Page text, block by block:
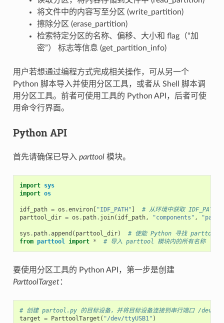
将文件中的内容写至分区 (write_partition)
擦除分区 (erase_partition)
检索特定分区的名称、偏移、大小和 flag（“加
密”） 标志等信息 (get_partition_info)
用户若想通过编程方式完成相关操作，可从另一个
Python 脚本导入并使用分区工具，或者从 Shell 脚本调
用分区工具。前者可使用工具的 Python API，后者可使
用命令行界面。
Python API
首先请确保已导入 parttool模块。
import sys
import os
idf_path = os .environ[ "IDF_PATH" ]
# 从环境中获取 IDF_PATH
parttool_dir = os . path. join( idf_path, "components" ,
sys . path.append ( parttool_dir)
# 使能 Python 寻找 parttool
from parttool import * # 导入 parttool 模块内的所有名称
要使用分区工具的 Python API，第一步是创建
ParttoolTarget：
# 创建 partool.py 的目标设备，并将目标设备连接到串行端口 /dev/
target = ParttoolTarget ( "/dev/ttyUSB1" )